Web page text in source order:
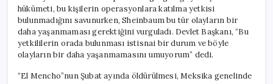
hükümeti, bu kişilerin operasyonlara katılma yetkisi
bulunmadığını savunurken, Sheinbaum bu tür olayların bir
daha yaşanmaması gerektiğini vurguladı. Devlet Başkanı, “Bu
yetkililerin orada bulunması istisnai bir durum ve böyle
olayların bir daha yaşanmamasını umuyorum” dedi.
“El Mencho”nun Şubat ayında öldürülmesi, Meksika genelinde